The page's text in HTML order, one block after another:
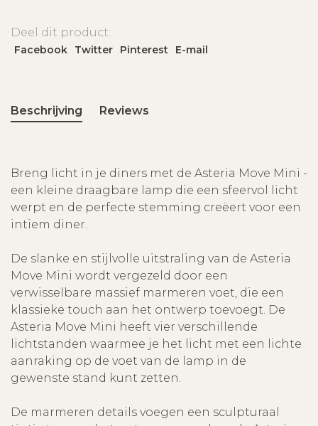
Deel dit product:
Facebook Twitter Pinterest E-mail
Beschrijving Reviews
Breng licht in je diners met de Asteria Move Mini -
een kleine draagbare lamp die een sfeervol licht
werpt en de perfecte stemming creëert voor een
intiem diner.
De slanke en stijlvolle uitstraling van de Asteria
Move Mini wordt vergezeld door een
verwisselbare massief marmeren voet, die een
klassieke touch aan het ontwerp toevoegt. De
Asteria Move Mini heeft vier verschillende
lichtstanden waarmee je het licht met een lichte
aanraking op de voet van de lamp in de
gewenste stand kunt zetten.
De marmeren details voegen een sculpturaal